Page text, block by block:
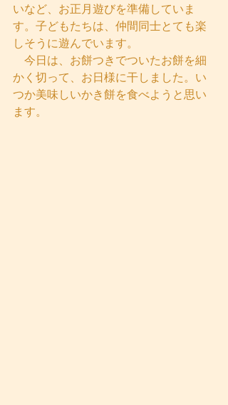
いなど、お正月遊びを準備していま
す。子どもたちは、仲間同士とても楽
しそうに遊んでいます。
今日は、お餅つきでついたお餅を細
かく切って、お日様に干しました。い
つか美味しいかき餅を食べようと思い
ます。